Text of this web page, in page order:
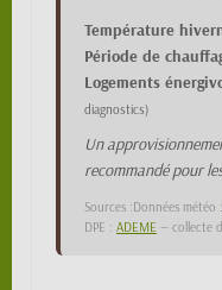
Température
Période de
Logements
diagnostics)
Un
recommandé pour
Sources :Données météo :
DPE : ADEME — collecte